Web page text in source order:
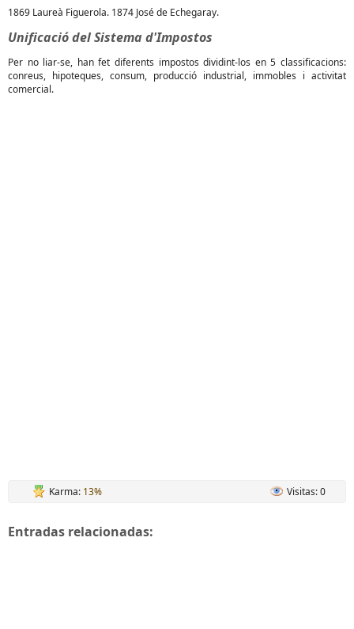
1869 Laureà Figuerola. 1874 José de Echegaray.
Unificació del Sistema d'Impostos
Per no liar-se, han fet diferents impostos dividint-los en 5 classificacions:
conreus, hipoteques, consum, producció industrial, immobles i activitat
comercial.
Karma: 13% Visitas: 0
Entradas relacionadas: